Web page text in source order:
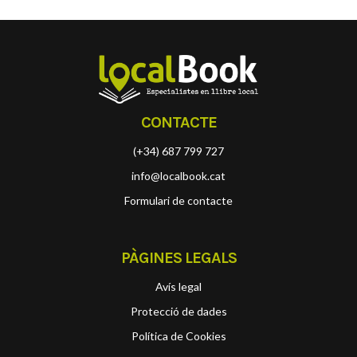
CONTACTE
(+34) 687 799 727
info@localbook.cat
Formulari de contacte
PÀGINES LEGALS
Avís legal
Protecció de dades
Política de Cookies